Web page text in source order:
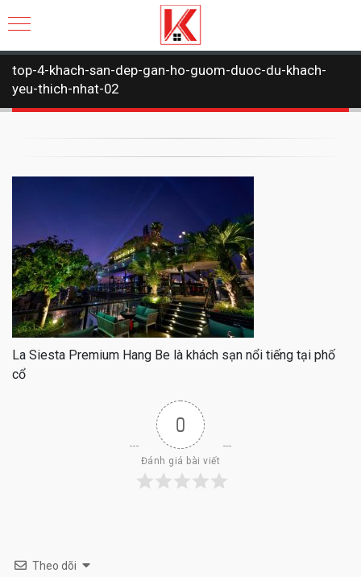
top-4-khach-san-dep-gan-ho-guom-duoc-du-khach-
yeu-thich-nhat-02
La Siesta Premium Hang Be là khách sạn nổi tiếng tại phố
cổ
0
Đánh giá bài viết
Theo dõi